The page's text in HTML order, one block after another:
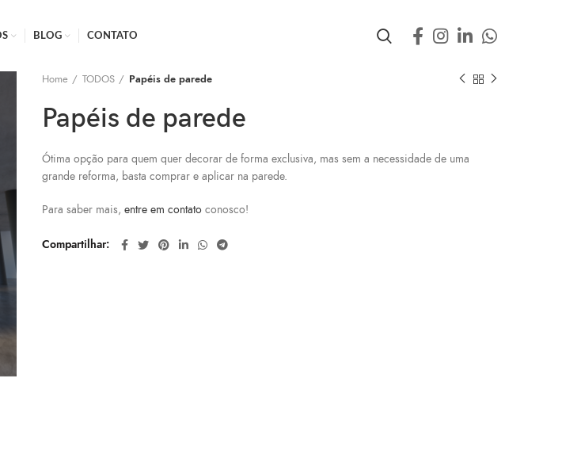
BLOG CONTATO
Home TODOS Papéis de parede
Papéis de parede
Ótima opção para quem quer decorar de forma exclusiva, mas sem a necessidade de uma
grande reforma, basta comprar e aplicar na parede.
Para saber mais, entre em contato conosco!
Compartilhar